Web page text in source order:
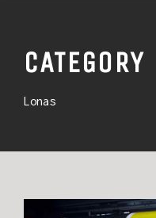
CATEGORY
Lonas